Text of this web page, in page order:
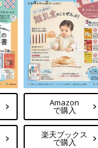
Amazon
で購入
楽天ブックス
で購入